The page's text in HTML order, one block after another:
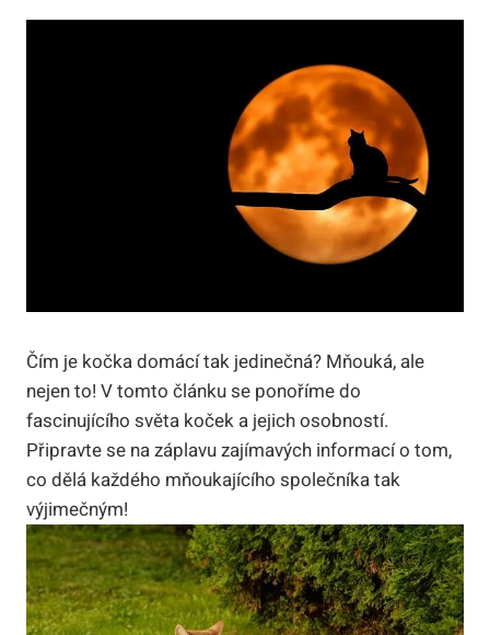
Čím je kočka domácí tak jedinečná? Mňouká, ale
nejen to! V tomto článku se ponoříme do
fascinujícího světa koček a jejich osobností.
Připravte se na záplavu zajímavých informací o tom,
co dělá každého mňoukajícího společníka tak
výjimečným!